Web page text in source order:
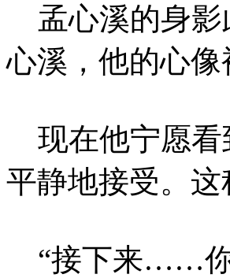
孟心溪的身影
心溪，他的心
现在他宁愿看
平静地接受。
“接下来……你